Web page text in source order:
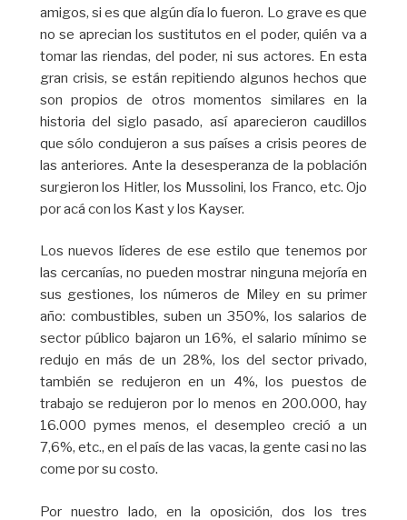
amigos, si es que algún día lo fueron. Lo grave es que
no se aprecian los sustitutos en el poder, quién va a
tomar las riendas, del poder, ni sus actores. En esta
gran crisis, se están repitiendo algunos hechos que
son propios de otros momentos similares en la
historia del siglo pasado, así aparecieron caudillos
que sólo condujeron a sus países a crisis peores de
las anteriores. Ante la desesperanza de la población
surgieron los Hitler, los Mussolini, los Franco, etc. Ojo
por acá con los Kast y los Kayser.
Los nuevos líderes de ese estilo que tenemos por
las cercanías, no pueden mostrar ninguna mejoría en
sus gestiones, los números de Miley en su primer
año: combustibles, suben un 350%, los salarios de
sector público bajaron un 16%, el salario mínimo se
redujo en más de un 28%, los del sector privado,
también se redujeron en un 4%, los puestos de
trabajo se redujeron por lo menos en 200.000, hay
16.000 pymes menos, el desempleo creció a un
7,6%, etc., en el país de las vacas, la gente casi no las
come por su costo.
Por nuestro lado, en la oposición, dos los tres